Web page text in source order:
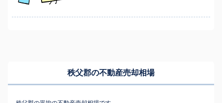
秩父郡の不動産売却相場